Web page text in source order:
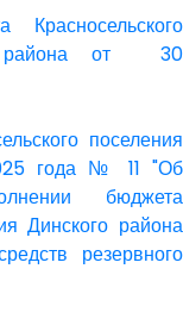
района от 30
поселения
года № 11 "Об
бюджета
Динского района
резервного